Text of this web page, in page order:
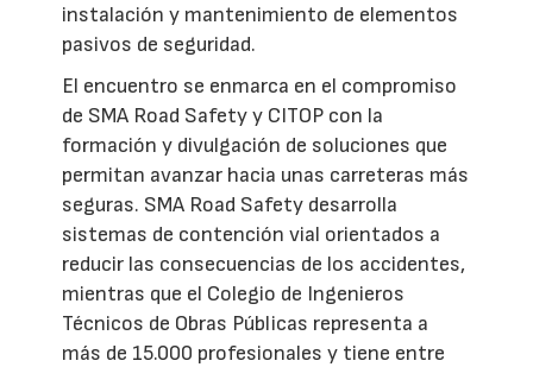
instalación y mantenimiento de elementos
pasivos de seguridad.
El encuentro se enmarca en el compromiso
de SMA Road Safety y CITOP con la
formación y divulgación de soluciones que
permitan avanzar hacia unas carreteras más
seguras. SMA Road Safety desarrolla
sistemas de contención vial orientados a
reducir las consecuencias de los accidentes,
mientras que el Colegio de Ingenieros
Técnicos de Obras Públicas representa a
más de 15.000 profesionales y tiene entre